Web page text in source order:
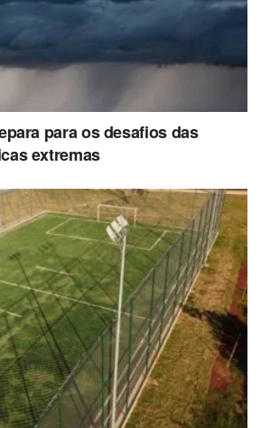
para os desafios das
extremas